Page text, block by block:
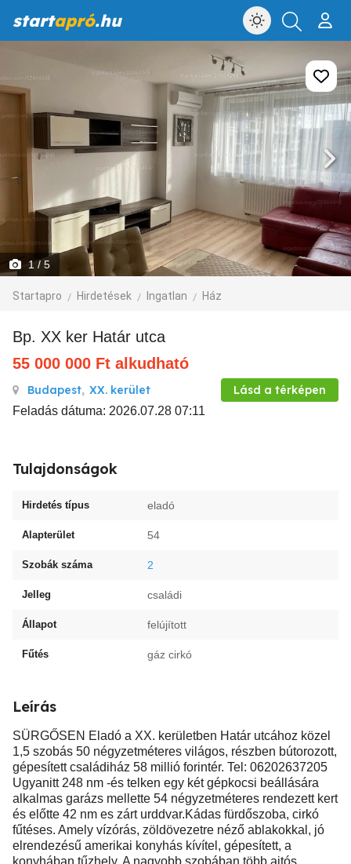
startapró.hu
1/ 5
Startapro Hirdetések Ingatlan Ház
Bp. XX ker Határ utca
55 000 000 Ft alkudható
Budapest, XX. kerület Lásd a térképen
Feladás dátuma: 2026.07.28 07:11
Tulajdonságok
Hirdetés típus eladó
Alapterület 54
Szobák száma 2
Jelleg családi
Állapot felújított
Fűtés gáz cirkó
Leírás
SÜRGŐSEN Eladó a XX. kerületben Határ utcához közel
1,5 szobás 50 négyzetméteres világos, részben bútorozott,
gépesített családiház 58 millió forintér. Tel: 06202637205
Ugyanitt 248 nm -és telken egy két gépkocsi beállására
alkalmas garázs mellette 54 négyzetméteres rendezett kert
és előtte 42 nm es zárt urddvar.Kádas fürdőszoba, cirkó
fűtéses. Amely vízórás, zöldövezetre néző ablakokkal, jó
elrendezésű amerikai konyhás kívítel, gépesített, a
konyhában tűzhely. A nagyobb szobában több ajtós